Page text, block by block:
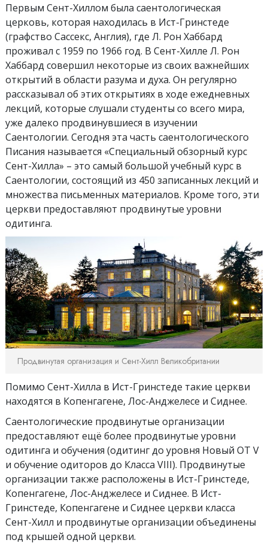
Первым Сент-Хиллом была саентологическая
церковь, которая находилась в Ист-Гринстеде
(графство Сассекс, Англия), где Л. Рон Хаббард
проживал с 1959 по 1966 год. В Сент-Хилле Л. Рон
Хаббард совершил некоторые из своих важнейших
открытий в области разума и духа. Он регулярно
рассказывал об этих открытиях в ходе ежедневных
лекций, которые слушали студенты со всего мира,
уже далеко продвинувшиеся в изучении
Саентологии. Сегодня эта часть саентологического
Писания называется «Специальный обзорный курс
Сент-Хилла» – это самый большой учебный курс в
Саентологии, состоящий из 450 записанных лекций и
множества письменных материалов. Кроме того, эти
церкви предоставляют продвинутые уровни
одитинга.
Продвинутая организация и Сент-Хилл Великобритании
Помимо Сент-Хилла в Ист-Гринстеде такие церкви
находятся в Копенгагене, Лос-Анджелесе и Сиднее.
Саентологические продвинутые организации
предоставляют ещё более продвинутые уровни
одитинга и обучения (одитинг до уровня Новый ОТ V
и обучение одиторов до Класса VIII). Продвинутые
организации также расположены в Ист-Гринстеде,
Копенгагене, Лос-Анджелесе и Сиднее. В Ист-
Гринстеде, Копенгагене и Сиднее церкви класса
Сент-Хилл и продвинутые организации объединены
под крышей одной церкви.